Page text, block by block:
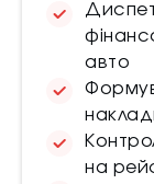
авто
на